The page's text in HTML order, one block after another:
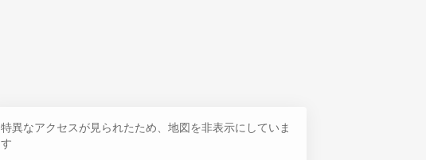
特異なアクセスが見られたため、地図を非表示にしていま
す